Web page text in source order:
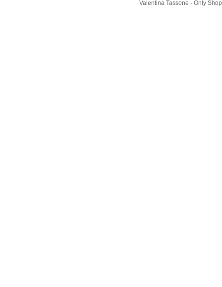
Valentina Tassone - Only